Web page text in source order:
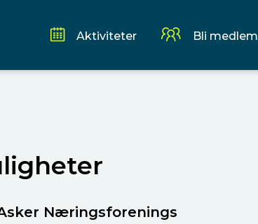
Aktiviteter Bli medlem
Næringsforenings